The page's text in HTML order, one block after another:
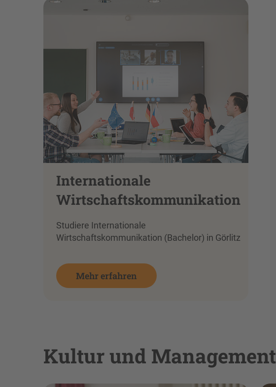
Internationale
Wirtschaftskommunikation
Studiere Internationale
Wirtschaftskommunikation (Bachelor) in Görlitz
Mehr erfahren
Kultur und Management